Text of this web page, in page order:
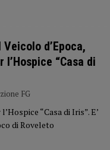
d’Epoca,
“Casa di
FG
“Casa di Iris”. E’
di Roveleto